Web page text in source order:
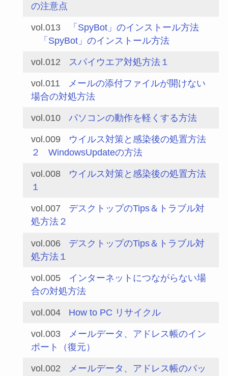
の注意点
vol.013
「SpyBot」のインストール方法
「SpyBot」のインストール方法
vol.012 スパイウエア対処方法１
vol.011
メールの添付ファイルが開けない
場合の対処方法
vol.010 パソコンの動作を軽くする方法
vol.009
ウイルス対策と感染後の処置方法
２
WindowsUpdateの方法
vol.008
ウイルス対策と感染後の処置方法
１
vol.007
デスクトップのTips＆トラブル対
処方法２
vol.006
デスクトップのTips＆トラブル対
処方法１
vol.005
インターネットにつながらない場
合の対処方法
vol.004 How to PC リサイクル
vol.003
メールデータ、アドレス帳のイン
ポート（復元）
vol.002
メールデータ、アドレス帳のバッ